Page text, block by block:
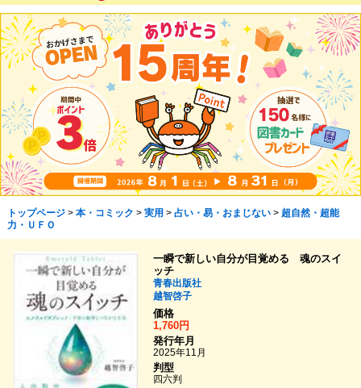
トップページ> 本・コミック > 実用 > 占い・易・おまじない> 超自然・超能
力・ＵＦＯ
一瞬で新しい自分が目覚める 魂のスイ
ッチ
青春出版社
越智啓子
価格
1,760円
発行年月
2025年11月
判型
四六判